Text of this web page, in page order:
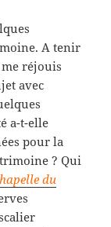
A tenir
réjouis
avec
a-t-elle
pour la
? Qui
du